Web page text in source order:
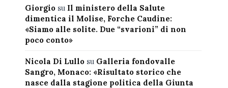
Giorgiosu Il ministero della Salute
dimentica il Molise, Forche Caudine:
«Siamo alle solite. Due “svarioni” di non
poco conto»
Nicola Di Lullosu Galleria fondovalle
Sangro, Monaco: «Risultato storico che
nasce dalla stagione politica della Giunta